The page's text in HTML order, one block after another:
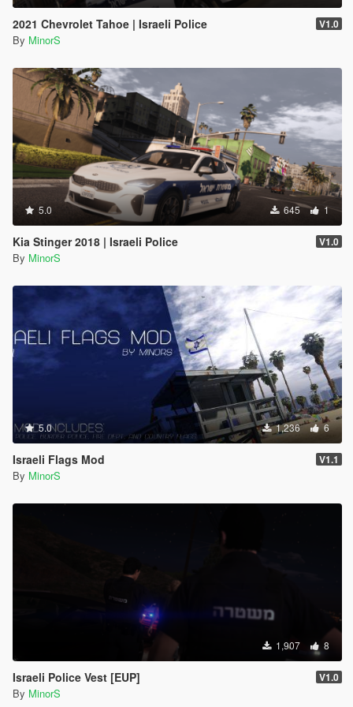
2021 Chevrolet Tahoe | Israeli Police V1.0
By MinorS
5.0 645 1
Kia Stinger 2018 | Israeli Police V1.0
By MinorS
5.0 1,236 6
Israeli Flags Mod V1.1
By MinorS
1,907 8
Israeli Police Vest [EUP] V1.0
By MinorS